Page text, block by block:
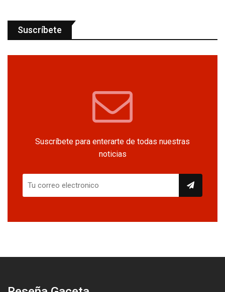
Suscríbete
Suscríbete para enterarte de todas nuestras
noticias